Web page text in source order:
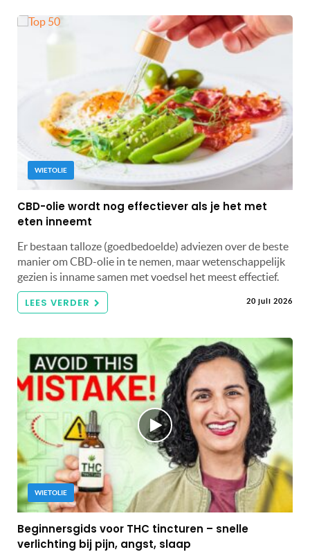
WIETOLIE
CBD-olie wordt nog effectiever als je het met
eten inneemt
Er bestaan talloze (goedbedoelde) adviezen over de beste
manier om CBD-olie in te nemen, maar wetenschappelijk
gezien is inname samen met voedsel het meest effectief.
LEES VERDER 20 juli 2026
WIETOLIE
Beginnersgids voor THC tincturen – snelle
verlichting bij pijn, angst, slaap